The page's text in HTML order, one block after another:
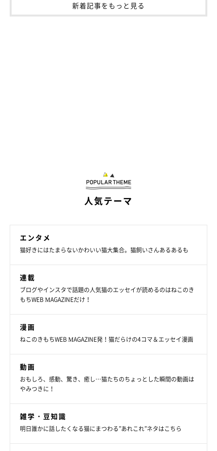
新着記事をもっと見る
人気テーマ
エンタメ
猫好きにはたまらないかわいい猫大集合。猫飼いさんあるあるも
連載
ブログやインスタで話題の人気猫のエッセイが読めるのはねこのき
もちWEB MAGAZINEだけ！
漫画
ねこのきもちWEB MAGAZINE発！猫だらけの4コマ＆エッセイ漫画
動画
おもしろ、感動、驚き、癒し…猫たちのちょっとした瞬間の動画は
やみつきに！
雑学・豆知識
明日誰かに話したくなる猫にまつわる”あれこれ”ネタはこちら